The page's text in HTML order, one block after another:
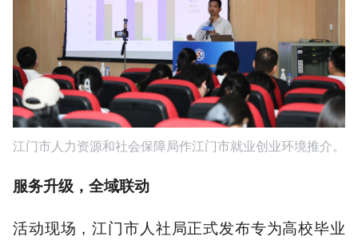
江门市人力资源和社会保障局作江门市就业创业环境推介。
服务升级，全域联动
活动现场，江门市人社局正式发布专为高校毕业